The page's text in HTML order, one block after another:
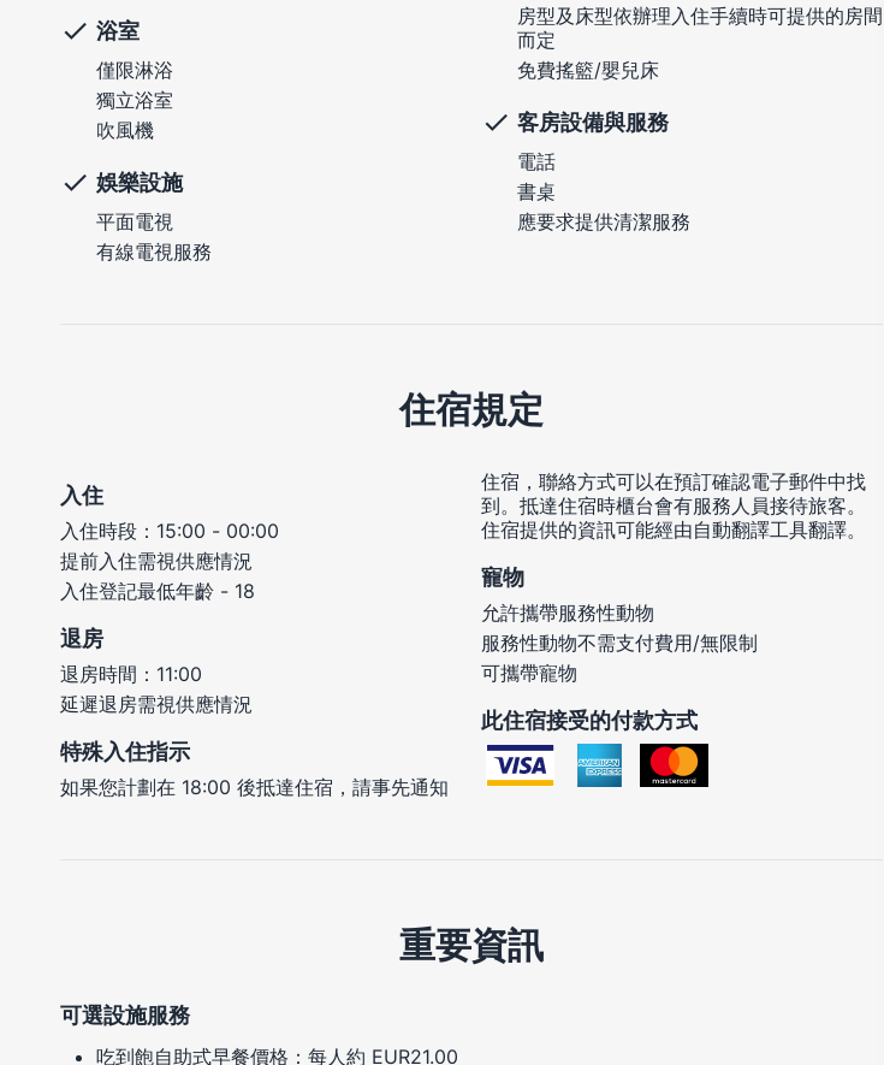
浴室
僅限淋浴
獨立浴室
吹風機
娛樂設施
平面電視
有線電視服務
房型及床型依辦理入住手續時可提供的房間
而定
免費搖籃/嬰兒床
客房設備與服務
電話
書桌
應要求提供清潔服務
住宿規定
入住
入住時段：15:00 - 00:00
提前入住需視供應情況
入住登記最低年齡 - 18
退房
退房時間：11:00
延遲退房需視供應情況
特殊入住指示
如果您計劃在 18:00 後抵達住宿，請事先通知
住宿，聯絡方式可以在預訂確認電子郵件中找
到。抵達住宿時櫃台會有服務人員接待旅客。
住宿提供的資訊可能經由自動翻譯工具翻譯。
寵物
允許攜帶服務性動物
服務性動物不需支付費用/無限制
可攜帶寵物
此住宿接受的付款方式
重要資訊
可選設施服務
吃到飽自助式早餐價格：每人約 EUR21.00